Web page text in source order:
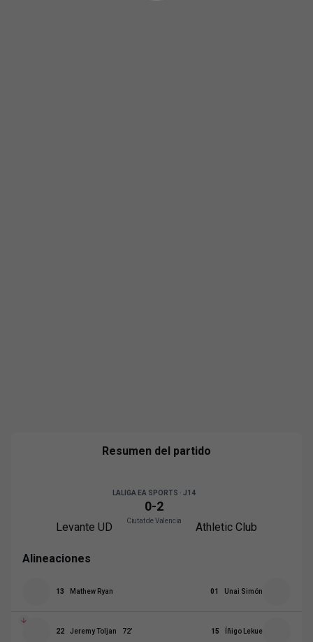
Resumen del partido
Levante UD
LALIGA EA SPORTS · J14
0-2
Ciutat de Valencia Athletic Club
Alineaciones
13 Mathew Ryan 01 Unai Simón
22 Jeremy Toljan 72’ 15 Íñigo Lekue